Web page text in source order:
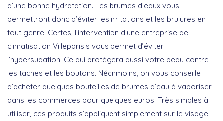
d’une bonne hydratation. Les brumes d’eaux vous
permettront donc d’éviter les irritations et les brulures en
tout genre. Certes, l’intervention d’une entreprise de
climatisation Villeparisis vous permet d’éviter
l’hypersudation. Ce qui protègera aussi votre peau contre
les taches et les boutons. Néanmoins, on vous conseille
d’acheter quelques bouteilles de brumes d’eau à vaporiser
dans les commerces pour quelques euros. Très simples à
utiliser, ces produits s’appliquent simplement sur le visage